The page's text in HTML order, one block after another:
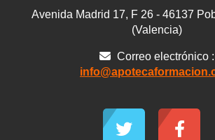
Avenida Madrid 17, F 26 - 46137
(Valencia)
Correo electrónico :